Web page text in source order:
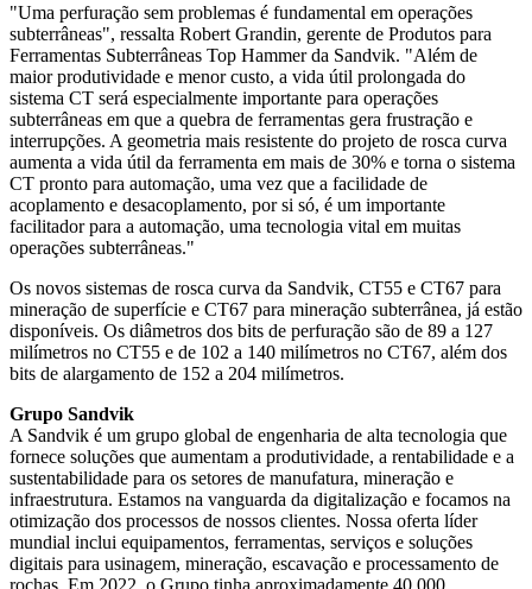
"Uma perfuração sem problemas é fundamental em operações
subterrâneas", ressalta Robert Grandin, gerente de Produtos para
Ferramentas Subterrâneas Top Hammer da Sandvik. "Além de
maior produtividade e menor custo, a vida útil prolongada do
sistema CT será especialmente importante para operações
subterrâneas em que a quebra de ferramentas gera frustração e
interrupções. A geometria mais resistente do projeto de rosca curva
aumenta a vida útil da ferramenta em mais de 30% e torna o sistema
CT pronto para automação, uma vez que a facilidade de
acoplamento e desacoplamento, por si só, é um importante
facilitador para a automação, uma tecnologia vital em muitas
operações subterrâneas."
Os novos sistemas de rosca curva da Sandvik, CT55 e CT67 para
mineração de superfície e CT67 para mineração subterrânea, já estão
disponíveis. Os diâmetros dos bits de perfuração são de 89 a 127
milímetros no CT55 e de 102 a 140 milímetros no CT67, além dos
bits de alargamento de 152 a 204 milímetros.
Grupo Sandvik
A Sandvik é um grupo global de engenharia de alta tecnologia que
fornece soluções que aumentam a produtividade, a rentabilidade e a
sustentabilidade para os setores de manufatura, mineração e
infraestrutura. Estamos na vanguarda da digitalização e focamos na
otimização dos processos de nossos clientes. Nossa oferta líder
mundial inclui equipamentos, ferramentas, serviços e soluções
digitais para usinagem, mineração, escavação e processamento de
rochas. Em 2022, o Grupo tinha aproximadamente 40.000